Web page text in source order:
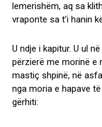
lemerishëm, aq sa
vraponte sa t’i hanin
U ndje i kapitur. U ul
përzierë me morinë e
mastiç shpinë, në
nga moria e hapave
gërhiti: